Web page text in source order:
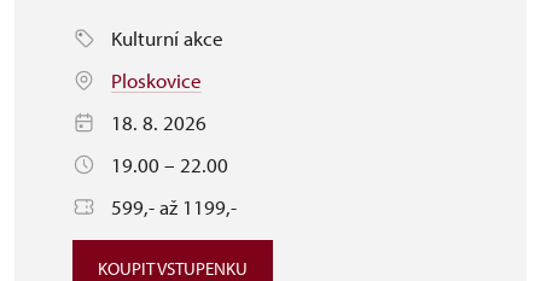
Kulturní akce
Ploskovice
18. 8. 2026
19.00 – 22.00
599,- až 1199,-
KOUPIT VSTUPENKU